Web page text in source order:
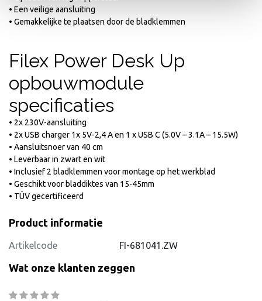
• Een veilige aansluiting
• Gemakkelijke te plaatsen door de bladklemmen
Filex Power Desk Up
opbouwmodule
specificaties
• 2x 230V-aansluiting
• 2x USB charger 1x 5V-2,4 A en 1 x USB C (5.0V – 3.1A – 15.5W)
• Aansluitsnoer van 40 cm
• Leverbaar in zwart en wit
• Inclusief 2 bladklemmen voor montage op het werkblad
• Geschikt voor bladdiktes van 15-45mm
• TÜV gecertificeerd
Product informatie
Artikelcode FI-681041.ZW
Wat onze klanten zeggen